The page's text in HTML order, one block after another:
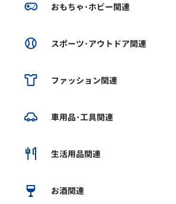
おもちゃ･ホビー関連
スポーツ･アウトドア関連
ファッション関連
車用品･工具関連
生活用品関連
お酒関連